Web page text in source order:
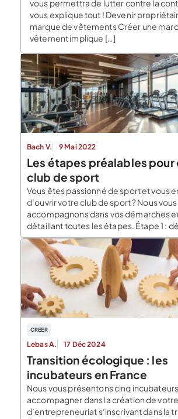
vous permettra de lutter contre la
vous explique tout ! Devenir
marque de vêtements Créer une
vêtement implique […]
Bach V. 9 Mai 2022
Les étapes préalables pour
club de sport
Vous êtes passionné de sport et vous
d’ouvrir votre club de sport ? Nous vous
accompagnons dans vos démarches
détaillant toutes les étapes. Étape 1 :
projet pour ouvrir un club de sport
commencer par définir l’emplacement
de sport et la clientèle que vous
CREER
Lebas A. 17 Déc 2024
Transition écologique : les
incubateurs en France
Nous vous présentons cinq
accompagner dans la création de
d’entrepreneuriat s’inscrivant dans la